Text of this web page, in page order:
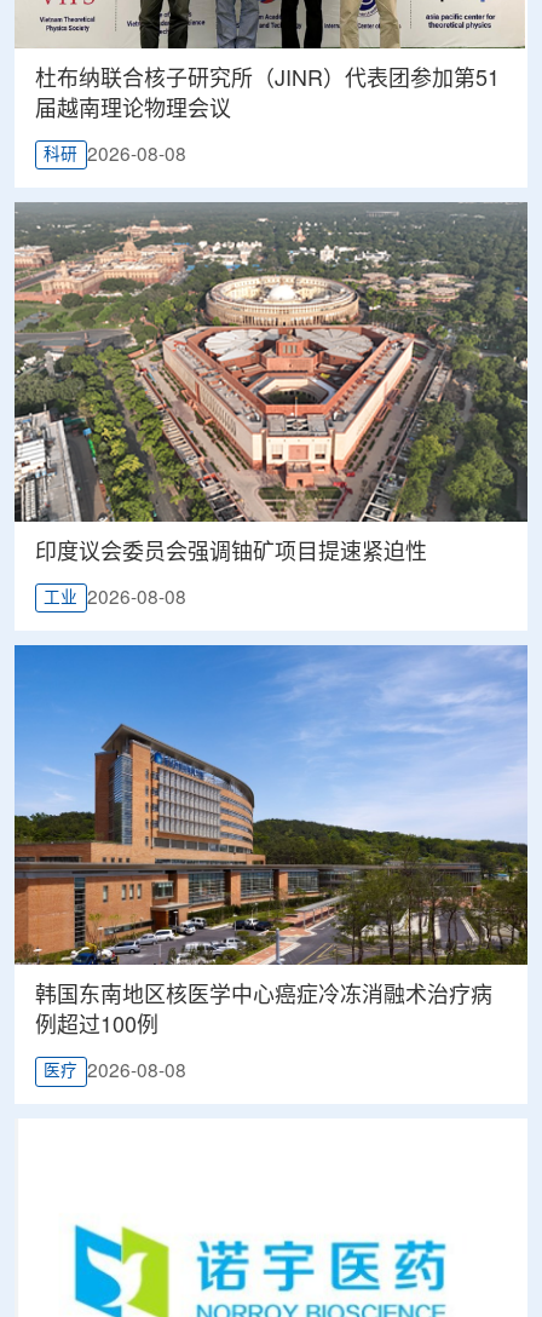
杜布纳联合核子研究所（JINR）代表团参加第51
届越南理论物理会议
科研 2026-08-08
印度议会委员会强调铀矿项目提速紧迫性
工业 2026-08-08
韩国东南地区核医学中心癌症冷冻消融术治疗病
例超过100例
医疗 2026-08-08